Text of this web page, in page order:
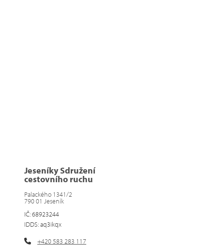
Jeseníky Sdružení
cestovního ruchu
Palackého 1341/2
790 01 Jeseník
IČ: 68923244
IDDS: aq3ikqx
+420 583 283 117